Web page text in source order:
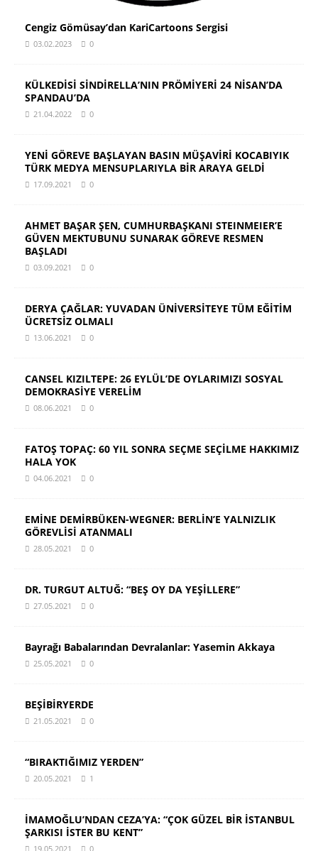
Cengiz Gömüsay’dan KariCartoons Sergisi
03.02.2023 0
KÜLKEDİSİ SİNDİRELLA’NIN PRÖMİYERİ 24 NİSAN’DA
SPANDAU’DA
21.04.2022 0
YENİ GÖREVE BAŞLAYAN BASIN MÜŞAVİRİ KOCABIYIK
TÜRK MEDYA MENSUPLARIYLA BİR ARAYA GELDİ
17.09.2021 0
AHMET BAŞAR ŞEN, CUMHURBAŞKANI STEINMEIER’E
GÜVEN MEKTUBUNU SUNARAK GÖREVE RESMEN
BAŞLADI
03.09.2021 0
DERYA ÇAĞLAR: YUVADAN ÜNİVERSİTEYE TÜM EĞİTİM
ÜCRETSİZ OLMALI
13.06.2021 0
CANSEL KIZILTEPE: 26 EYLÜL’DE OYLARIMIZI SOSYAL
DEMOKRASİYE VERELİM
08.06.2021 0
FATOŞ TOPAÇ: 60 YIL SONRA SEÇME SEÇİLME HAKKIMIZ
HALA YOK
04.06.2021 0
EMİNE DEMİRBÜKEN-WEGNER: BERLİN’E YALNIZLIK
GÖREVLİSİ ATANMALI
28.05.2021 0
DR. TURGUT ALTUĞ: “BEŞ OY DA YEŞİLLERE”
27.05.2021 0
Bayrağı Babalarından Devralanlar: Yasemin Akkaya
25.05.2021 0
BEŞİBİRYERDE
21.05.2021 0
“BIRAKTIĞIMIZ YERDEN”
20.05.2021 1
İMAMOĞLU’NDAN CEZA’YA: “ÇOK GÜZEL BİR İSTANBUL
ŞARKISI İSTER BU KENT”
19.05.2021 0